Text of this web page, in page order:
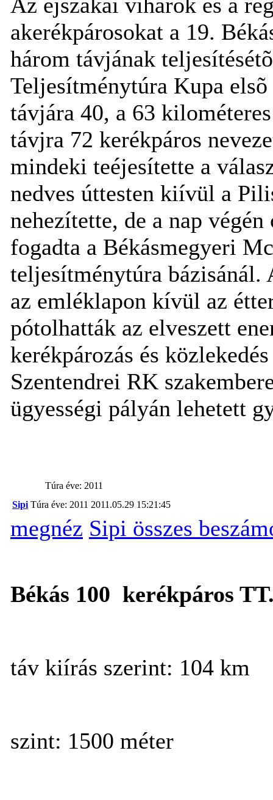
akerékpárosokat a 19.
három távjának
Teljesítménytúra Kupa
távjára 40, a 63
távjra 72 kerékpáros
mindeki teéjesítette a
nedves úttesten kiívül a
nehezítette, de a nap
fogadta a Békásmegyeri
teljesítménytúra bázisánál.
az emléklapon kívül az
pótolhatták az elveszett
kerékpározás és
Szentendrei RK
ügyességi pályán lehetett
Túra éve: 2011
Sipi Túra éve: 2011 2011.05.29 15:21:45
megnéz Sipi összes
Békás 100 kerékpáros
táv kiírás szerint: 104 km
szint: 1500 méter